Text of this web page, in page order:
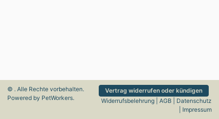
© . Alle Rechte vorbehalten.
Powered by PetWorkers.
Vertrag widerrufen oder kündigen
Widerrufsbelehrung
AGB
Datenschutz
Impressum